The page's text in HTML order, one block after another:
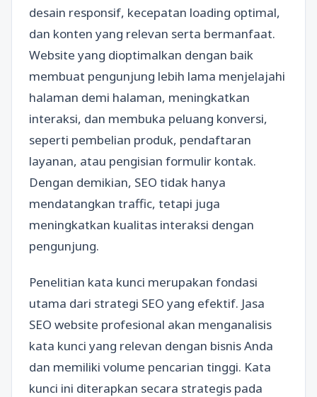
desain responsif, kecepatan loading optimal,
dan konten yang relevan serta bermanfaat.
Website yang dioptimalkan dengan baik
membuat pengunjung lebih lama menjelajahi
halaman demi halaman, meningkatkan
interaksi, dan membuka peluang konversi,
seperti pembelian produk, pendaftaran
layanan, atau pengisian formulir kontak.
Dengan demikian, SEO tidak hanya
mendatangkan traffic, tetapi juga
meningkatkan kualitas interaksi dengan
pengunjung.
Penelitian kata kunci merupakan fondasi
utama dari strategi SEO yang efektif. Jasa
SEO website profesional akan menganalisis
kata kunci yang relevan dengan bisnis Anda
dan memiliki volume pencarian tinggi. Kata
kunci ini diterapkan secara strategis pada